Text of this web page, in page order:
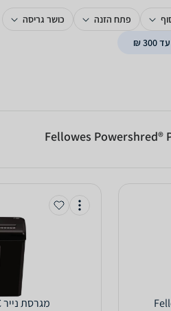
פתח הזנה
כושר גריסה
₪
מגרסת נייר Fellowes P30C